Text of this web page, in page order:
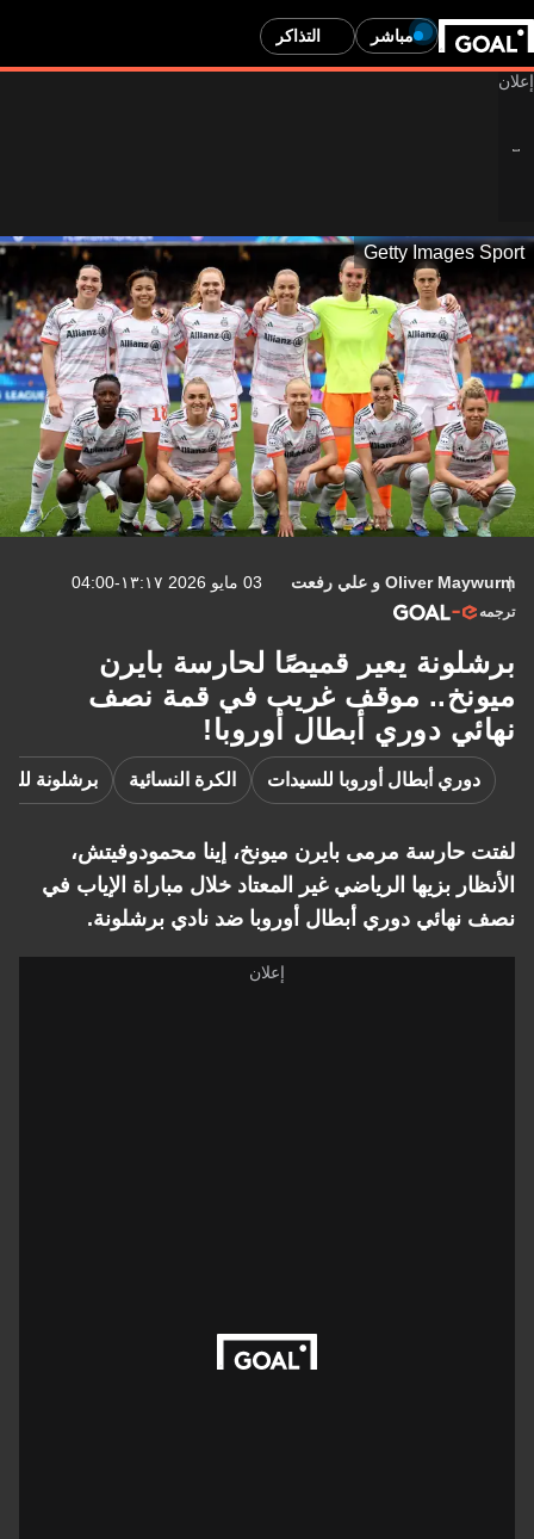
مباشر التذاكر
Getty Images Sport
Oliver Maywurm و علي رفعت 03 مايو 2026 ١٣:١٧-04:00
ترجمه
برشلونة يعير قميصًا لحارسة بايرن
ميونخ.. موقف غريب في قمة نصف
نهائي دوري أبطال أوروبا!
دوري أبطال أوروبا للسيدات الكرة النسائية برشلونة
لفتت حارسة مرمى بايرن ميونخ، إينا محمودوفيتش،
الأنظار بزيها الرياضي غير المعتاد خلال مباراة الإياب في
نصف نهائي دوري أبطال أوروبا ضد نادي برشلونة.